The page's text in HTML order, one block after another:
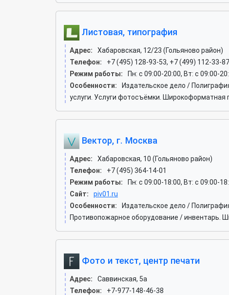
Листовая, типография
Адрес:
Хабаровская, 12/23 (Гольяново район)
Телефон:
+7 (495) 128-93-53, +7 (499) 112-33-87
Режим работы:
Пн: c 09:00-20:00, Вт: c 09:00-
Особенности:
Издательское дело /
услуги. Услуги фотосъёмки. Широкоформатная
Вектор, г. Москва
Адрес:
Хабаровская, 10 (Гольяново район)
Телефон:
+7 (495) 364-14-01
Режим работы:
Пн: c 09:00-18:00, Вт: c 09:00-
Сайт:
piv01.ru
Особенности:
Издательское дело /
Противопожарное оборудование / инвентарь.
Фото и текст, центр печати
Адрес:
Саввинская, 5а
Телефон:
+7-977-148-46-38